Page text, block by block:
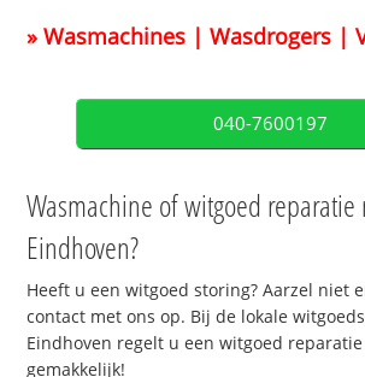
» Wasmachines | Wasdrogers |
040-7600197
Wasmachine of witgoed reparatie
Eindhoven?
Heeft u een witgoed storing? Aarzel niet
contact met ons op. Bij de lokale
Eindhoven regelt u een witgoed
gemakkelijk!